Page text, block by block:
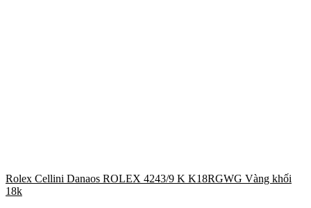
Rolex Cellini Danaos ROLEX 4243/9 K K18RGWG Vàng khối
18k